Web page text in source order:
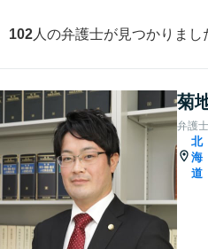
102 人の弁護士が見つかりまし
菊
弁護
北
海
道